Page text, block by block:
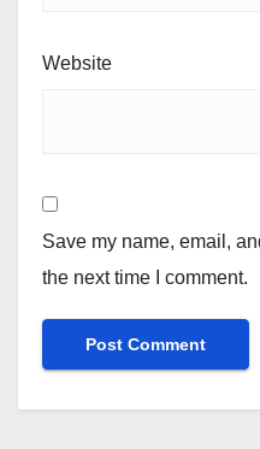
Website
Save my name, email,
the next time I comment.